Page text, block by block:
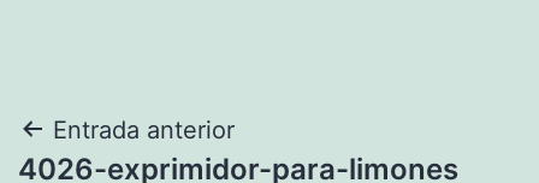
Navegación
Entrada anterior
4026-exprimidor-para-limones